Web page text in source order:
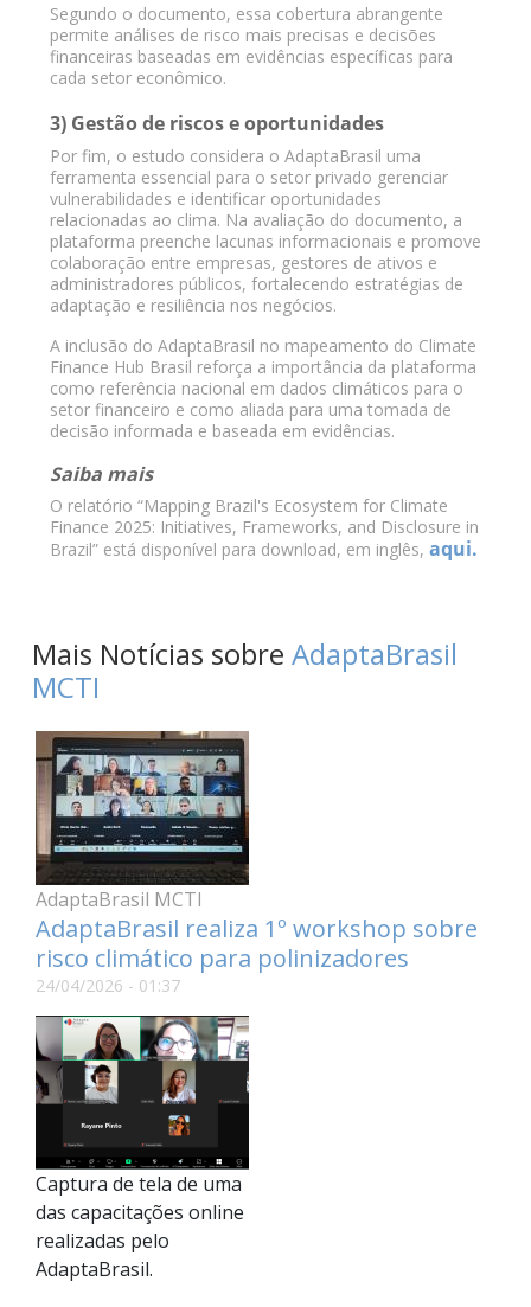
Segundo o documento, essa cobertura abrangente
permite análises de risco mais precisas e decisões
financeiras baseadas em evidências específicas para
cada setor econômico.
3) Gestão de riscos e oportunidades
Por fim, o estudo considera o AdaptaBrasil uma
ferramenta essencial para o setor privado gerenciar
vulnerabilidades e identificar oportunidades
relacionadas ao clima. Na avaliação do documento, a
plataforma preenche lacunas informacionais e promove
colaboração entre empresas, gestores de ativos e
administradores públicos, fortalecendo estratégias de
adaptação e resiliência nos negócios.
A inclusão do AdaptaBrasil no mapeamento do Climate
Finance Hub Brasil reforça a importância da plataforma
como referência nacional em dados climáticos para o
setor financeiro e como aliada para uma tomada de
decisão informada e baseada em evidências.
Saiba mais
O relatório “Mapping Brazil's Ecosystem for Climate
Finance 2025: Initiatives, Frameworks, and Disclosure in
Brazil” está disponível para download, em inglês, aqui.
Mais Notícias sobre AdaptaBrasil
MCTI
AdaptaBrasil MCTI
AdaptaBrasil realiza 1º workshop sobre
risco climático para polinizadores
24/04/2026 - 01:37
Captura de tela de uma
das capacitações online
realizadas pelo
AdaptaBrasil.